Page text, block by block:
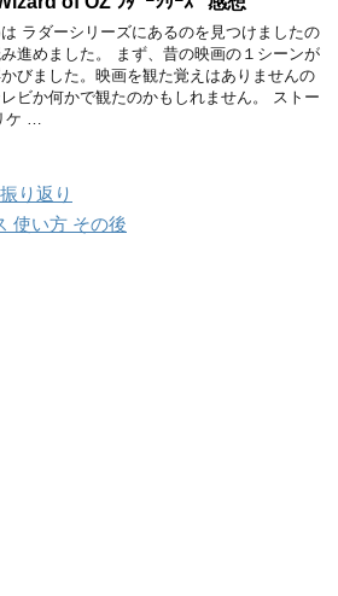
ラダーシリーズにあるのを見つけましたの
進めました。 まず、昔の映画の１シーンが
びました。映画を観た覚えはありませんの
ビか何かで観たのかもしれません。 ストー
ケ …
り返り
使い方 その後